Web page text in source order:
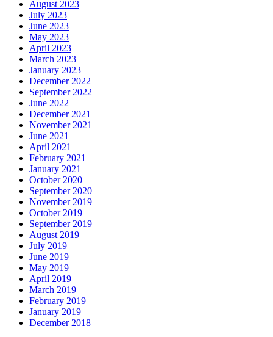
August 2023
July 2023
June 2023
May 2023
April 2023
March 2023
January 2023
December 2022
September 2022
June 2022
December 2021
November 2021
June 2021
April 2021
February 2021
January 2021
October 2020
September 2020
November 2019
October 2019
September 2019
August 2019
July 2019
June 2019
May 2019
April 2019
March 2019
February 2019
January 2019
December 2018